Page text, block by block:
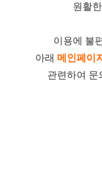
원활
이용에 불
아래 메인페이
관련하여 문